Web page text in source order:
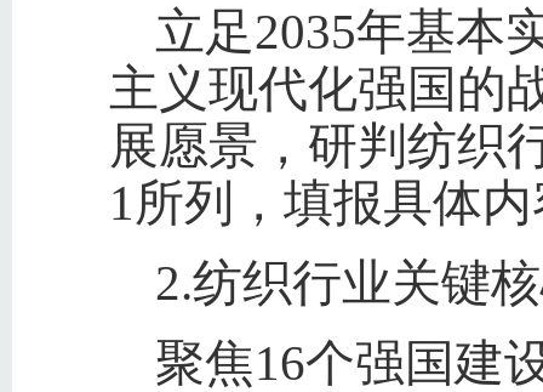
立足2035年基本
主义现代化强国的
展愿景，研判纺织
1所列，填报具体
2.纺织行业关键
聚焦16个强国建